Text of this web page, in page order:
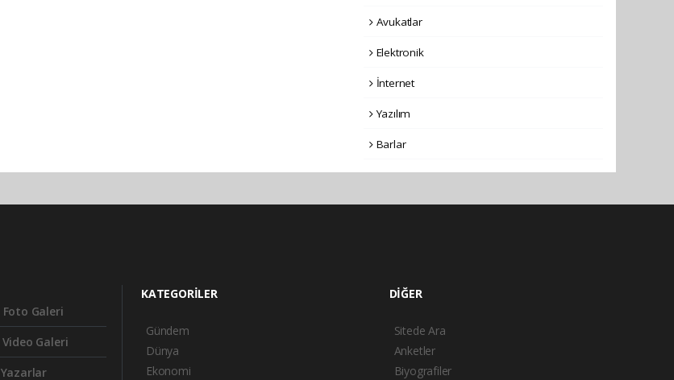
Avukatlar
Elektronik
İnternet
Yazılım
Barlar
Foto Galeri
Video Galeri
Yazarlar
KATEGORİLER
Gündem
Dünya
Ekonomi
DİĞER
Sitede Ara
Anketler
Biyografiler